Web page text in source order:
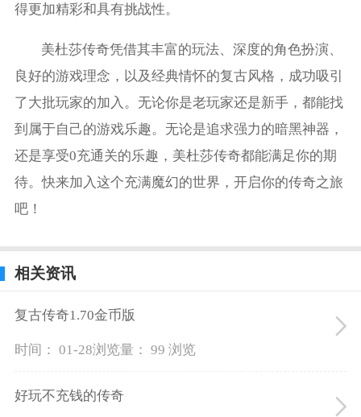
得更加精彩和具有挑战性。
美杜莎传奇凭借其丰富的玩法、深度的角色扮演、
良好的游戏理念，以及经典情怀的复古风格，成功吸引
了大批玩家的加入。无论你是老玩家还是新手，都能找
到属于自己的游戏乐趣。无论是追求强力的暗黑神器，
还是享受0充通关的乐趣，美杜莎传奇都能满足你的期
待。快来加入这个充满魔幻的世界，开启你的传奇之旅
吧！
相关资讯
复古传奇1.70金币版
时间： 01-28浏览量： 99 浏览
好玩不充钱的传奇